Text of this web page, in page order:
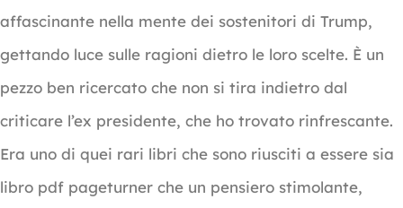
affascinante nella mente dei sostenitori di Trump,
gettando luce sulle ragioni dietro le loro scelte. È un
pezzo ben ricercato che non si tira indietro dal
criticare l’ex presidente, che ho trovato rinfrescante.
Era uno di quei rari libri che sono riusciti a essere sia
libro pdf pageturner che un pensiero stimolante,